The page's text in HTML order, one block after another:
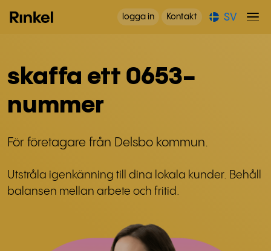
logga in Kontakt SV
skaffa ett 0653-
nummer
För företagare från Delsbo kommun.
Utstråla igenkänning till dina lokala kunder. Behåll
balansen mellan arbete och fritid.